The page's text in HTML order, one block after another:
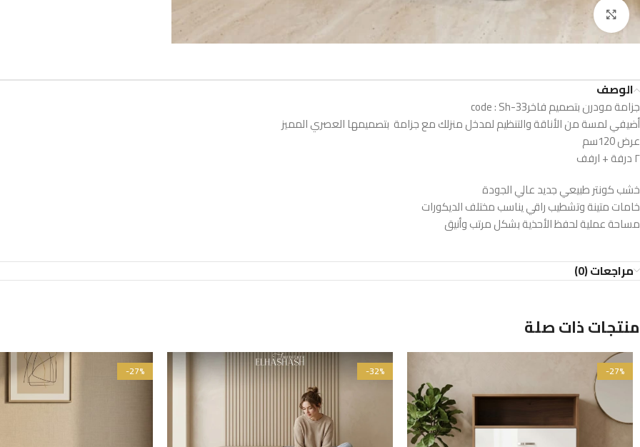
Click to enlarge
الوصف
جزامة مودرن بتصميم فاخرcode : Sh-33
أضيفي لمسة من الأناقة والتنظيم لمدخل منزلك مع جزامة بتصميمها العصري المميز
عرض 120سم
٢ درفة + ارفف
خشب كونتر طبيعي جديد عالي الجودة
خامات متينة وتشطيب راقي يناسب مختلف الديكورات
مساحة عملية لحفظ الأحذية بشكل مرتب وأنيق
مراجعات (0)
منتجات ذات صلة
-27%
-32%
-27%